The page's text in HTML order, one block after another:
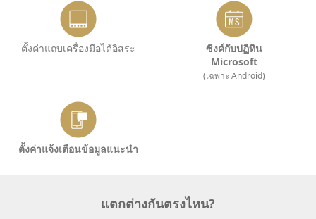
ตั้งค่าแถบเครื่องมือได้อิสระ
ซิงค์กับปฏิทิน
Microsoft
(เฉพาะ Android)
ตั้งค่าแจ้งเตือนข้อมูลแนะนำ
แตกต่างกันตรงไหน?